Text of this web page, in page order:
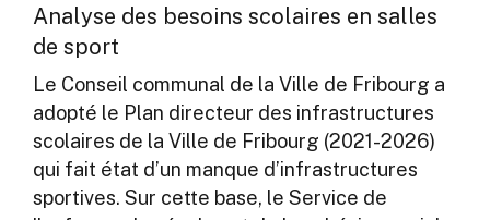
Analyse des besoins scolaires en salles
de sport
Le Conseil communal de la Ville de Fribourg a
adopté le Plan directeur des infrastructures
scolaires de la Ville de Fribourg (2021-2026)
qui fait état d’un manque d’infrastructures
sportives. Sur cette base, le Service de